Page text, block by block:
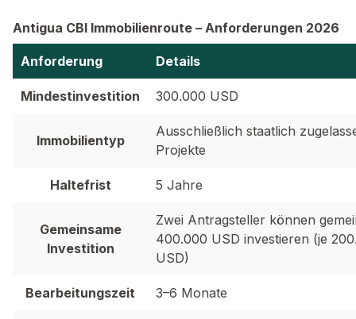
Antigua CBI Immobilienroute – Anforderungen 2026
Anforderung Details
Mindestinvestition 300.000 USD
Immobilientyp
Ausschließlich staatlich
Projekte
Haltefrist 5 Jahre
Gemeinsame
Investition
Zwei Antragsteller können
400.000 USD investieren (je
USD)
Bearbeitungszeit 3–6 Monate